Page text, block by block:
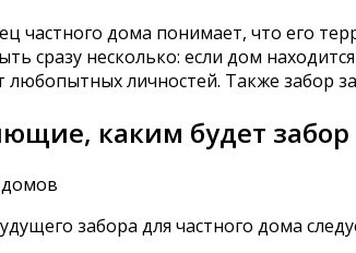
частного дома понимает, что его
сразу несколько: если дом
любопытных личностей. Также забор
каким будет забор
забора для частного дома